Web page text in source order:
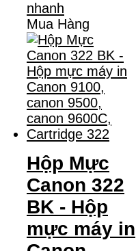
Mua Hàng
Hộp Mực
Canon 322
BK - Hộp
mực máy in